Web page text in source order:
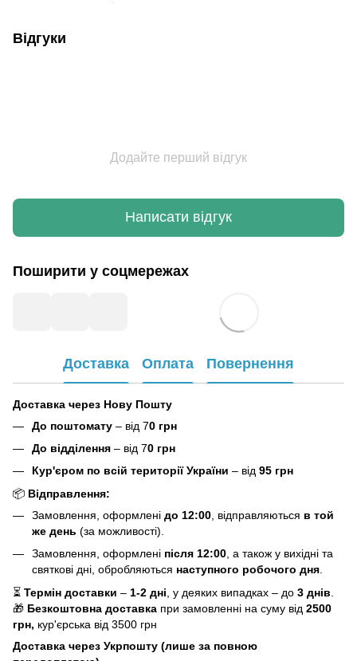
Відгуки
Додайте перший відгук
Написати відгук
Поширити у соцмережах
Доставка Оплата Повернення
Доставка через Нову Пошту
До поштомату – від 70 грн
До відділення – від 70 грн
Кур'єром по всій території України – від 95 грн
📦 Відправлення:
Замовлення, оформлені до 12:00 , відправляються в той
же день (за можливості).
Замовлення, оформлені після 12:00 , а також у вихідні та
святкові дні, обробляються наступного робочого дня
⏳ Термін доставки – 1-2 дні , у деяких випадках – до 3 днів
🎁 Безкоштовна доставка при замовленні на суму від 2500
грн, кур'єрська від 3500 грн
Доставка через Укрпошту (лише за повною